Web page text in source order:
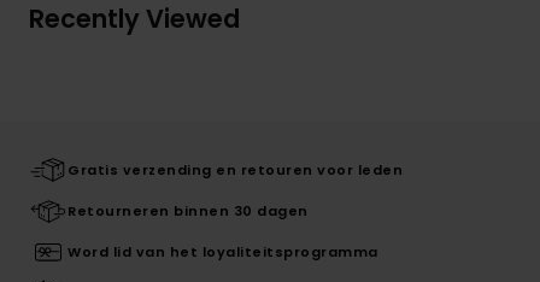
Recently Viewed
Gratis verzending en retouren voor leden
Retourneren binnen 30 dagen
Word lid van het loyaliteitsprogramma